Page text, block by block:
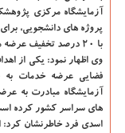
آزمایشگاه مركزی
پروژه های دانشجویی،
با ۲۰ درصد تخفیف عرضه می دهد.
وی اظهار نمود: یكی از
فضایی عرضه خدمات
های سراسر كشور كرده
اسدی فرد خاطرنشان